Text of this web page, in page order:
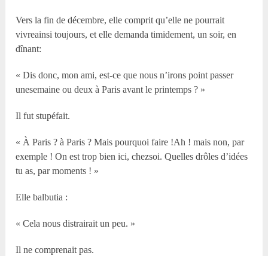
Vers la fin de décembre, elle comprit qu’elle ne pourrait
vivreainsi toujours, et elle demanda timidement, un soir, en
dînant:
« Dis donc, mon ami, est-ce que nous n’irons point passer
unesemaine ou deux à Paris avant le printemps ? »
Il fut stupéfait.
« À Paris ? à Paris ? Mais pourquoi faire !Ah ! mais non, par
exemple ! On est trop bien ici, chezsoi. Quelles drôles d’idées
tu as, par moments ! »
Elle balbutia :
« Cela nous distrairait un peu. »
Il ne comprenait pas.